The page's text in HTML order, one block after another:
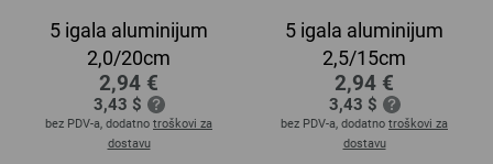
5 igala aluminijum
2,0/20cm
2,94 €
3,43 $
bez PDV-a, dodatno troškovi za
dostavu
5 igala aluminijum
2,5/15cm
2,94 €
3,43 $
bez PDV-a, dodatno troškovi za
dostavu